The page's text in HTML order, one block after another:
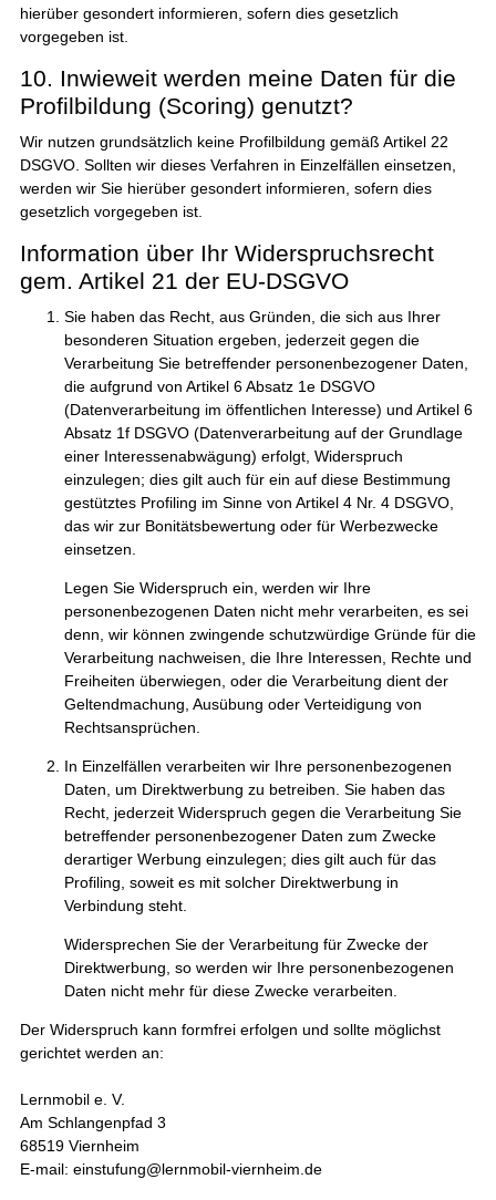
hierüber gesondert informieren, sofern dies gesetzlich
vorgegeben ist.
10. Inwieweit werden meine Daten für die
Profilbildung (Scoring) genutzt?
Wir nutzen grundsätzlich keine Profilbildung gemäß Artikel 22
DSGVO. Sollten wir dieses Verfahren in Einzelfällen einsetzen,
werden wir Sie hierüber gesondert informieren, sofern dies
gesetzlich vorgegeben ist.
Information über Ihr Widerspruchsrecht
gem. Artikel 21 der EU-DSGVO
Sie haben das Recht, aus Gründen, die sich aus Ihrer
besonderen Situation ergeben, jederzeit gegen die
Verarbeitung Sie betreffender personenbezogener Daten,
die aufgrund von Artikel 6 Absatz 1e DSGVO
(Datenverarbeitung im öffentlichen Interesse) und Artikel 6
Absatz 1f DSGVO (Datenverarbeitung auf der Grundlage
einer Interessenabwägung) erfolgt, Widerspruch
einzulegen; dies gilt auch für ein auf diese Bestimmung
gestütztes Profiling im Sinne von Artikel 4 Nr. 4 DSGVO,
das wir zur Bonitätsbewertung oder für Werbezwecke
einsetzen.
Legen Sie Widerspruch ein, werden wir Ihre
personenbezogenen Daten nicht mehr verarbeiten, es sei
denn, wir können zwingende schutzwürdige Gründe für die
Verarbeitung nachweisen, die Ihre Interessen, Rechte und
Freiheiten überwiegen, oder die Verarbeitung dient der
Geltendmachung, Ausübung oder Verteidigung von
Rechtsansprüchen.
In Einzelfällen verarbeiten wir Ihre personenbezogenen
Daten, um Direktwerbung zu betreiben. Sie haben das
Recht, jederzeit Widerspruch gegen die Verarbeitung Sie
betreffender personenbezogener Daten zum Zwecke
derartiger Werbung einzulegen; dies gilt auch für das
Profiling, soweit es mit solcher Direktwerbung in
Verbindung steht.
Widersprechen Sie der Verarbeitung für Zwecke der
Direktwerbung, so werden wir Ihre personenbezogenen
Daten nicht mehr für diese Zwecke verarbeiten.
Der Widerspruch kann formfrei erfolgen und sollte möglichst
gerichtet werden an:
Lernmobil e. V.
Am Schlangenpfad 3
68519 Viernheim
E-mail: einstufung@lernmobil-viernheim.de